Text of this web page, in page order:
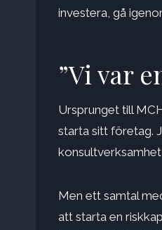
investera, gå
”Vi var
Ursprunget till
starta sitt företag.
Men ett samtal
att starta en